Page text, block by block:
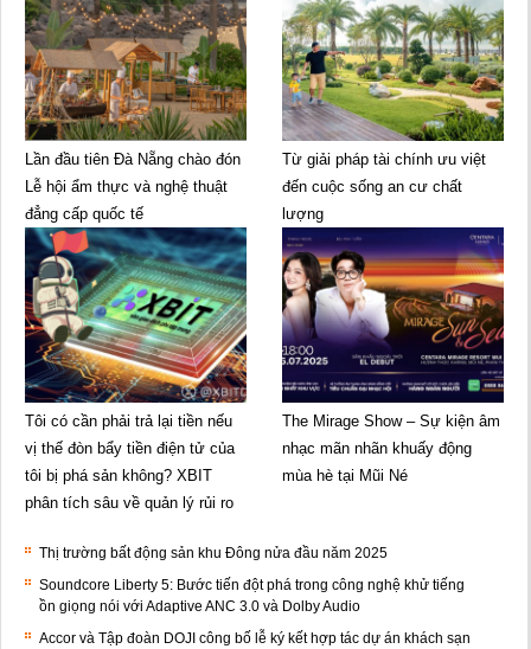
Lần đầu tiên Đà Nẵng chào đón
Lễ hội ẩm thực và nghệ thuật
đẳng cấp quốc tế
Từ giải pháp tài chính ưu việt
đến cuộc sống an cư chất
lượng
Tôi có cần phải trả lại tiền nếu
vị thế đòn bẩy tiền điện tử của
tôi bị phá sản không? XBIT
phân tích sâu về quản lý rủi ro
The Mirage Show – Sự kiện âm
nhạc mãn nhãn khuấy động
mùa hè tại Mũi Né
Thị trường bất động sản khu Đông nửa đầu năm 2025
Soundcore Liberty 5: Bước tiến đột phá trong công nghệ khử tiếng
ồn giọng nói với Adaptive ANC 3.0 và Dolby Audio
Accor và Tập đoàn DOJI công bố lễ ký kết hợp tác dự án khách sạn